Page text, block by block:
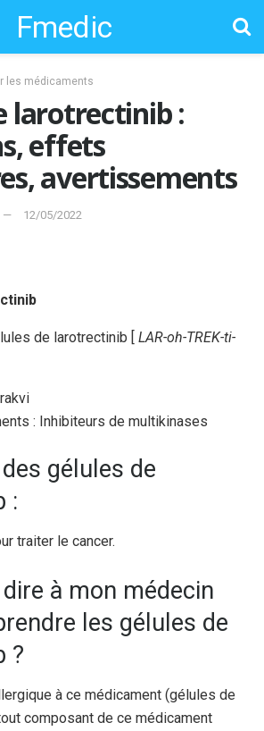
Fmedic
les médicaments
larotrectinib :
effets
avertissements
12/05/2022
de larotrectinib [ LAR-oh-TREK-ti-
: Inhibiteurs de multikinases
gélules de
:
traiter le cancer.
à mon médecin
les gélules de
?
à ce médicament (gélules de
composant de ce médicament